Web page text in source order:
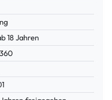
18 Jahren